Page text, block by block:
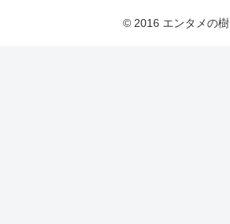
© 2016 エンタメの樹.